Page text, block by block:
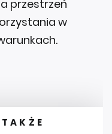
przestrzeń
w